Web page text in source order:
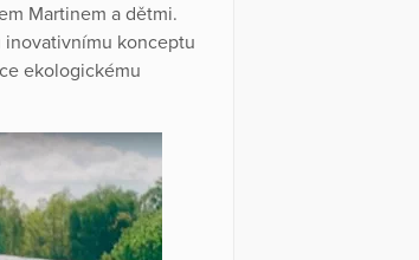
Martinem a dětmi.
inovativnímu konceptu
ekologickému